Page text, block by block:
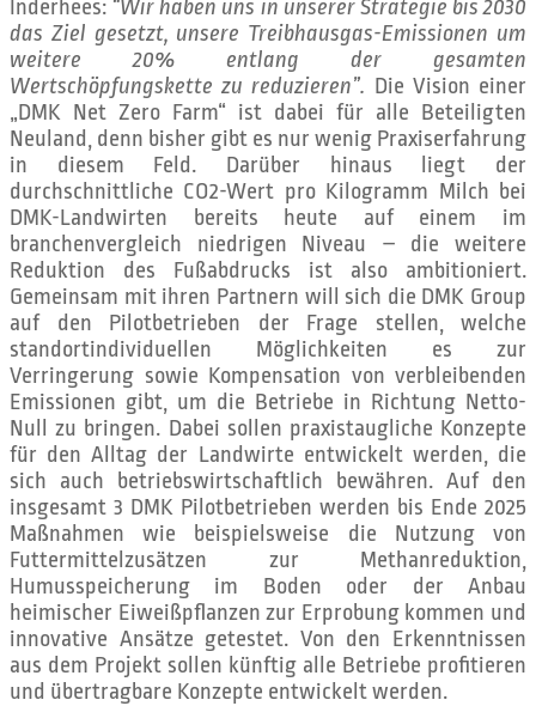
Inderhees: “Wir haben uns in unserer Strategie bis 2030
das Ziel gesetzt, unsere Treibhausgas-Emissionen um
weitere 20% entlang der gesamten
Wertschöpfungskette zu reduzieren”. Die Vision einer
„DMK Net Zero Farm“ ist dabei für alle Beteiligten
Neuland, denn bisher gibt es nur wenig Praxiserfahrung
in diesem Feld. Darüber hinaus liegt der
durchschnittliche CO2-Wert pro Kilogramm Milch bei
DMK-Landwirten bereits heute auf einem im
branchenvergleich niedrigen Niveau – die weitere
Reduktion des Fußabdrucks ist also ambitioniert.
Gemeinsam mit ihren Partnern will sich die DMK Group
auf den Pilotbetrieben der Frage stellen, welche
standortindividuellen Möglichkeiten es zur
Verringerung sowie Kompensation von verbleibenden
Emissionen gibt, um die Betriebe in Richtung Netto-
Null zu bringen. Dabei sollen praxistaugliche Konzepte
für den Alltag der Landwirte entwickelt werden, die
sich auch betriebswirtschaftlich bewähren. Auf den
insgesamt 3 DMK Pilotbetrieben werden bis Ende 2025
Maßnahmen wie beispielsweise die Nutzung von
Futtermittelzusätzen zur Methanreduktion,
Humusspeicherung im Boden oder der Anbau
heimischer Eiweißpflanzen zur Erprobung kommen und
innovative Ansätze getestet. Von den Erkenntnissen
aus dem Projekt sollen künftig alle Betriebe profitieren
und übertragbare Konzepte entwickelt werden.